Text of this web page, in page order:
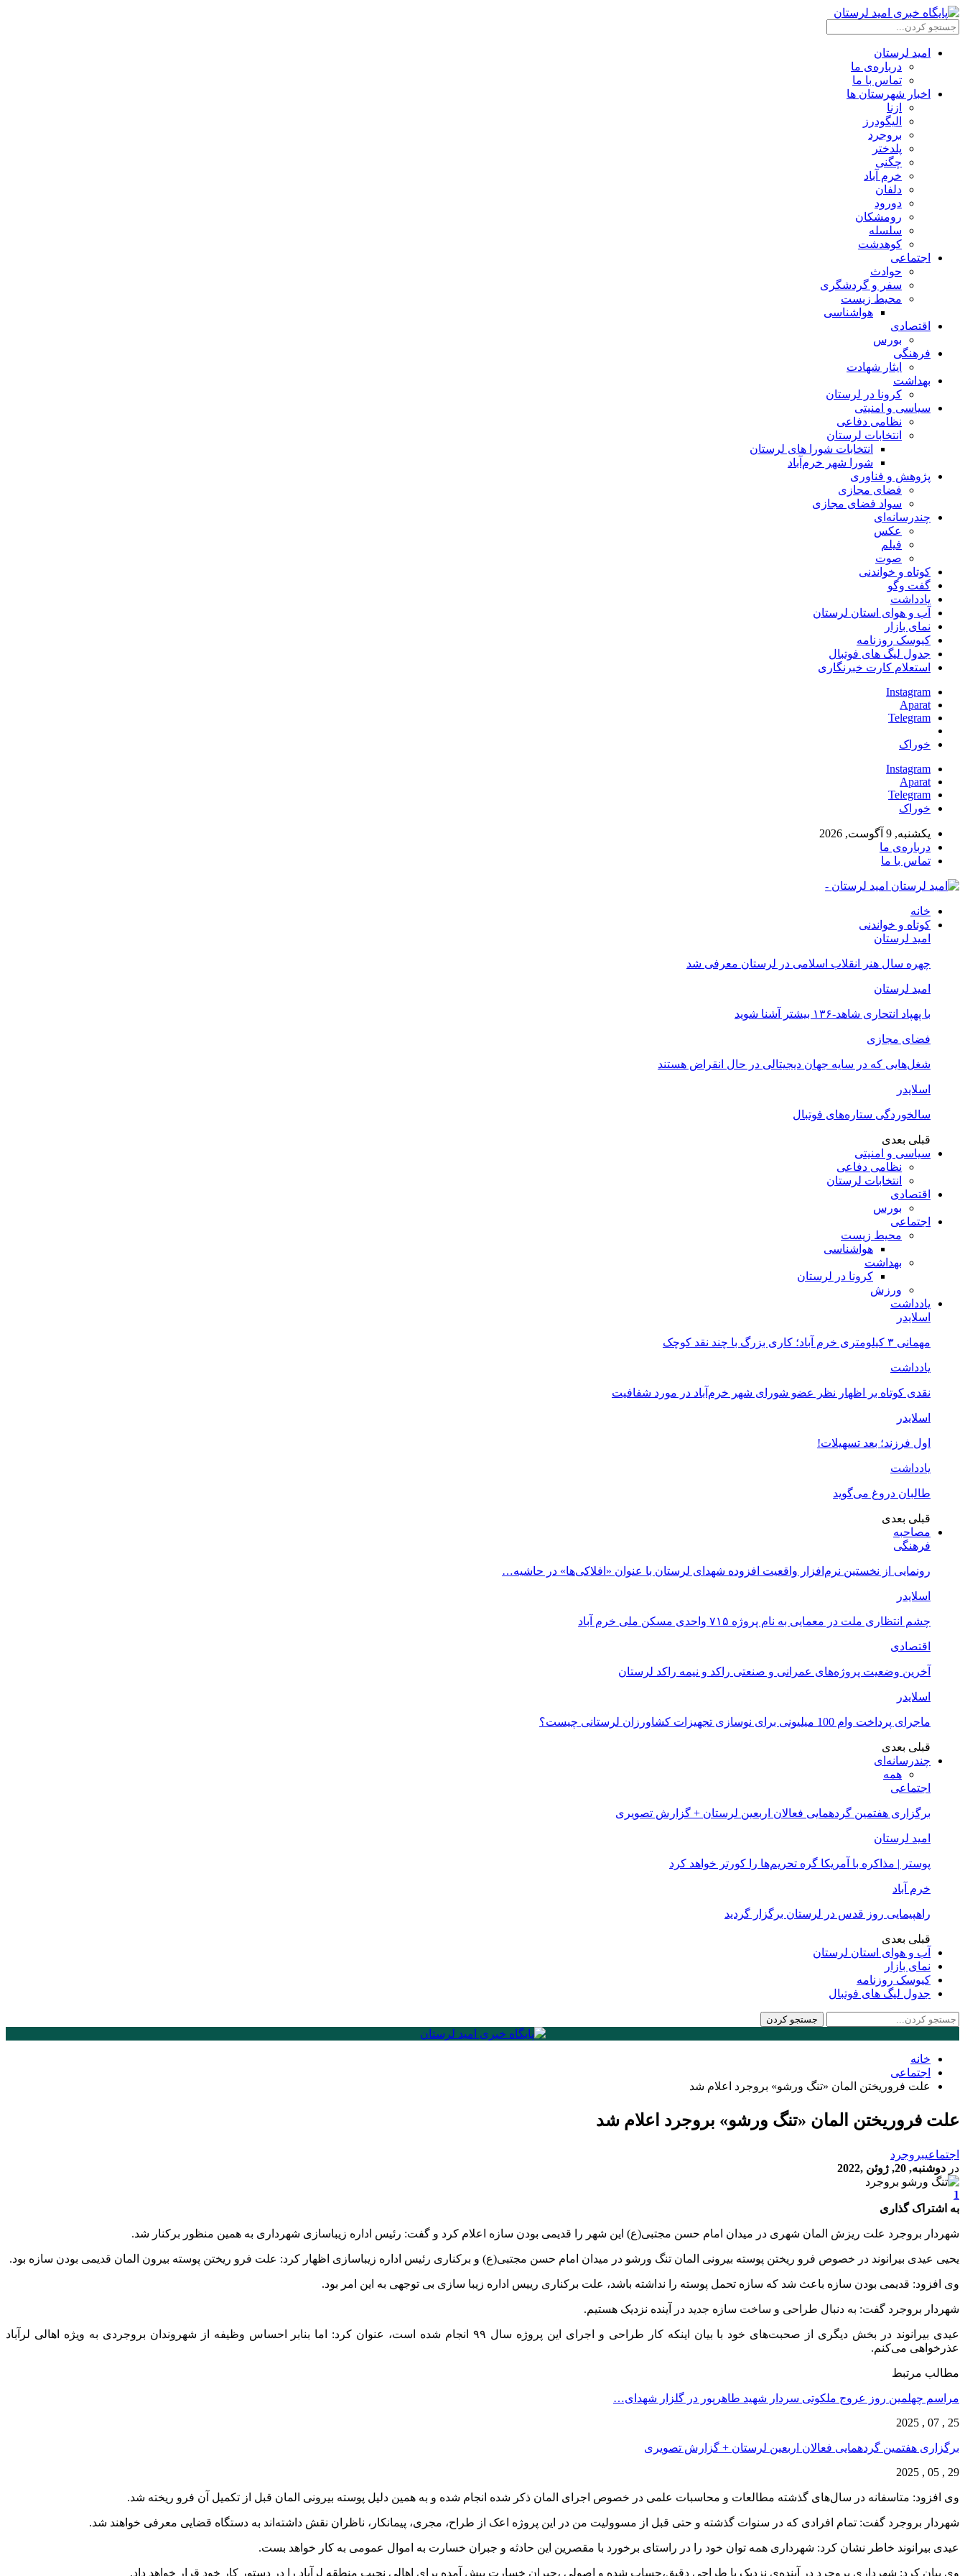
امید لرستان
درباره‌ی ما
تماس با ما
اخبار شهرستان ها
ازنا
الیگودرز
بروجرد
پلدختر
چگنی
خرم آباد
دلفان
دورود
رومشکان
سلسله
کوهدشت
اجتماعی
حوادث
سفر و گردشگری
محیط زیست
هواشناسی
اقتصادی
بورس
فرهنگی
ایثار شهادت
بهداشت
کرونا در لرستان
سیاسی و امنیتی
نظامی دفاعی
انتخابات لرستان
انتخابات شورا های لرستان
شورا شهر خرم‌آباد
پژوهش و فناوری
فضای مجازی
سواد فضای مجازی
چندرسانه‌ای
عكس
فیلم
صوت
کوتاه و خواندنی
گفت وگو
یادداشت
آب و هوای استان لرستان
نمای بازار
کیوسک روزنامه
جدول لیگ های فوتبال
استعلام کارت خبرنگاری
Instagram
Aparat
Telegram
خوراک
Instagram
Aparat
Telegram
خوراک
یکشنبه, 9 آگوست, 2026
درباره‌ی ما
تماس با ما
امید لرستان -
خانه
کوتاه و خواندنی
امید لرستان
چهره سال هنر انقلاب اسلامی در لرستان معرفی شد
امید لرستان
با پهپاد انتحاری شاهد-۱۳۶ بیشتر آشنا شوید
فضای مجازی
شغل‌‌هایی که در سایه جهان دیجیتالی در حال انقراض هستند
اسلایدر
سالخوردگی ستاره‌های فوتبال
قبلی بعدی
سیاسی و امنیتی
نظامی دفاعی
انتخابات لرستان
اقتصادی
بورس
اجتماعی
محیط زیست
هواشناسی
بهداشت
کرونا در لرستان
ورزش
یادداشت
اسلایدر
مهمانی ۳ کیلومتری خرم آباد؛ کاری بزرگ با چند نقد کوچک
یادداشت
نقدی کوتاه بر اظهار نظر عضو شورای شهر خرم‌آباد در مورد شفافیت
اسلایدر
اول فرزند؛ بعد تسهیلات!
یادداشت
طالبان دروغ می‌گوید
قبلی بعدی
مصاحبه
فرهنگی
رونمایی از نخستین نرم‌افزار واقعیت افزوده شهدای لرستان با عنوان «افلاکی‌ها» در حاشیه…
اسلایدر
چشم انتظاری ملت در معمایی به نام پروژه ۷۱۵ واحدی مسکن ملی خرم آباد
اقتصادی
آخرین وضعیت پروژه‌های عمرانی و صنعتی راکد و نیمه راکد لرستان
اسلایدر
ماجرای پرداخت وام 100 میلیونی برای نوسازی تجهیزات کشاورزان لرستانی چیست؟
قبلی بعدی
چندرسانه‌ای
همه
اجتماعی
برگزاری هفتمین گردهمایی فعالان اربعین لرستان + گزارش تصویری
امید لرستان
پوستر | مذاکره با آمریکا گره تحریم‌ها را کورتر خواهد کرد
خرم آباد
راهپیمایی روز قدس در لرستان برگزار گردید
قبلی بعدی
آب و هوای استان لرستان
نمای بازار
کیوسک روزنامه
جدول لیگ های فوتبال
خانه
اجتماعی
علت فروریختن المان «تنگ ورشو» بروجرد اعلام شد
علت فروریختن المان «تنگ ورشو» بروجرد اعلام شد
اجتماعیبروجرد
در دوشنبه, 20, ژوئن ,2022
1
به اشتراک گذاری
شهردار بروجرد علت ریزش المان شهری در میدان امام حسن مجتبی(ع) این شهر را قدیمی بودن سازه اعلام کرد و گفت: رئیس اداره زیباسازی شهرداری به همین منظور برکنار شد.
یحیی عیدی بیرانوند در خصوص فرو‌ ریختن پوسته بیرونی المان تنگ ورشو در میدان امام حسن مجتبی(ع) و برکناری رئیس اداره زیباسازی اظهار کرد: علت فرو ریختن پوسته بیرون المان قدیمی بودن سازه بود.
وی افزود: قدیمی بودن سازه باعث شد که سازه تحمل پوسته را نداشته باشد، علت برکناری رییس اداره زیبا سازی بی توجهی به این امر بود.
شهردار بروجرد گفت: به دنبال طراحی و ساخت سازه جدید در آینده نزدیک هستیم.
عیدی بیرانوند در بخش دیگری از صحبت‌های خود با بیان اینکه کار طراحی و اجرای این پروژه سال ۹۹ انجام شده است، عنوان کرد: اما بنابر احساس وظیفه از شهروندان بروجردی به ویژه اهالی لرآباد
عذرخواهی می‌کنم.
مطالب مرتبط
مراسم چهلمین روز عروج ملکوتی سردار شهید طاهرپور در گلزار شهدای…
25 , 07 , 2025
برگزاری هفتمین گردهمایی فعالان اربعین لرستان + گزارش تصویری
29 , 05 , 2025
وی افزود: متاسفانه در سال‌های گذشته مطالعات و محاسبات علمی در خصوص اجرای المان ذکر شده انجام شده و به همین دلیل پوسته بیرونی المان قبل از تکمیل آن فرو ریخته شد.
شهردار بروجرد گفت: تمام افرادی که در سنوات گذشته و حتی قبل از مسوولیت من در این پروژه اعک از طراح، مجری، پیمانکار، ناظران نقش داشته‌اند به دستگاه قضایی معرفی خواهند شد.
عیدی بیرانوند خاطر نشان کرد: شهرداری همه توان خود را در راستای برخورد با مقصرین این حادثه و جبران خسارت به اموال عمومی به کار خواهد بست.
وی بیان کرد: شهرداری بروجرد در آینده‌ی نزدیک با طراحی دقیق،حساب شده و اصولی ،جبران خسارت پیش آمده برای اهالی نجیب منطقه لرآباد را در دستور کار خود قرار خواهد داد.